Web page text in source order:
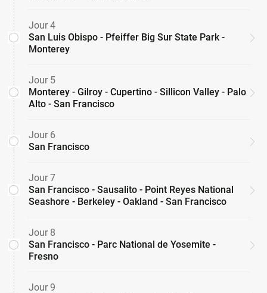
Jour 4
San Luis Obispo - Pfeiffer Big Sur State Park -
Monterey
Jour 5
Monterey - Gilroy - Cupertino - Sillicon Valley - Palo
Alto - San Francisco
Jour 6
San Francisco
Jour 7
San Francisco - Sausalito - Point Reyes National
Seashore - Berkeley - Oakland - San Francisco
Jour 8
San Francisco - Parc National de Yosemite -
Fresno
Jour 9